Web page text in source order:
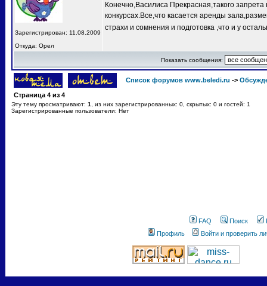
Зарегистрирован: 11.08.2009
Откуда: Орел
Конечно,Василиса Прекрасная,такого
конкурсах.Все,что касается аренды
страхи и сомнения и подготовка ,что и у
Показать сообщения:
Список форумов www.beledi.ru ->
Страница 4 из 4
Эту тему просматривают: 1
, из них зарегистрированных: 0, скрытых: 0 и гостей: 1
Зарегистрированные пользователи: Нет
FAQ Поиск
Профиль
Войти и проверить